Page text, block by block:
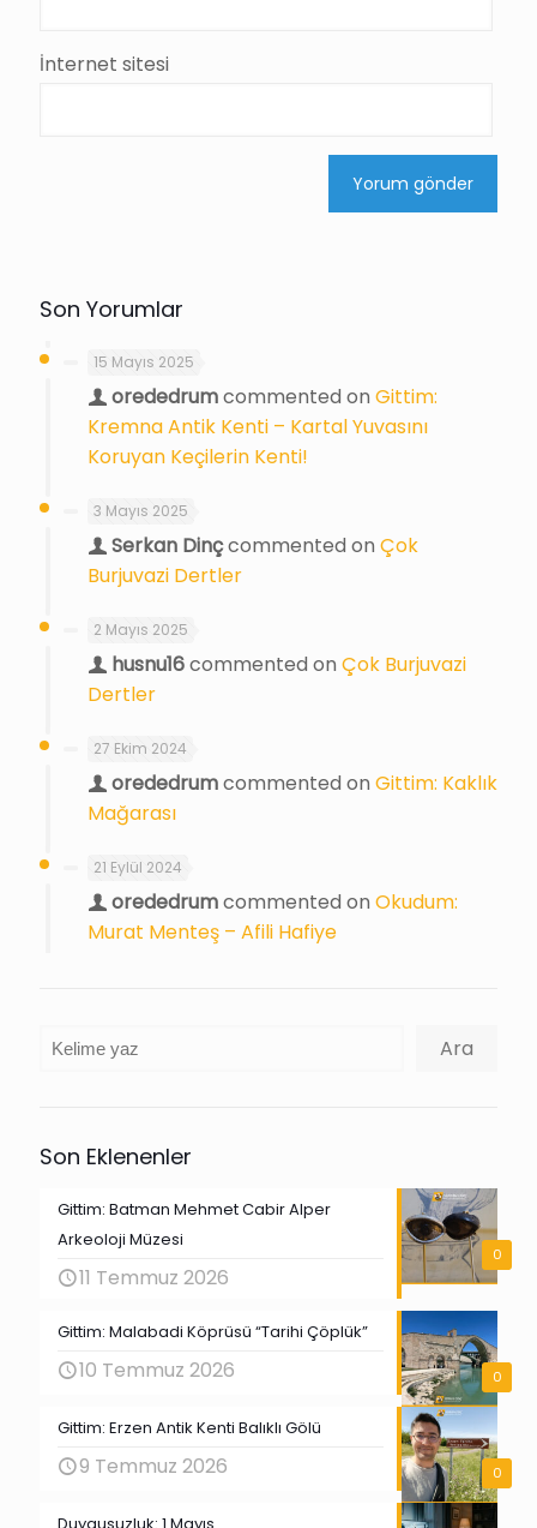
İnternet sitesi
Son Yorumlar
15 Mayıs 2025
orededrumcommented on Gittim:
Kremna Antik Kenti – Kartal Yuvasını
Koruyan Keçilerin Kenti!
3 Mayıs 2025
Serkan Dinçcommented on Çok
Burjuvazi Dertler
2 Mayıs 2025
husnu16commented on Çok Burjuvazi
Dertler
27 Ekim 2024
orededrumcommented on Gittim: Kaklık
Mağarası
21 Eylül 2024
orededrumcommented on Okudum:
Murat Menteş – Afili Hafiye
Ara Ara
Son Eklenenler
0
Gittim: Batman Mehmet Cabir Alper
Arkeoloji Müzesi
11 Temmuz 2026
0
Gittim: Malabadi Köprüsü “Tarihi Çöplük”
10 Temmuz 2026
0
Gittim: Erzen Antik Kenti Balıklı Gölü
9 Temmuz 2026
Duygusuzluk: 1 Mayıs